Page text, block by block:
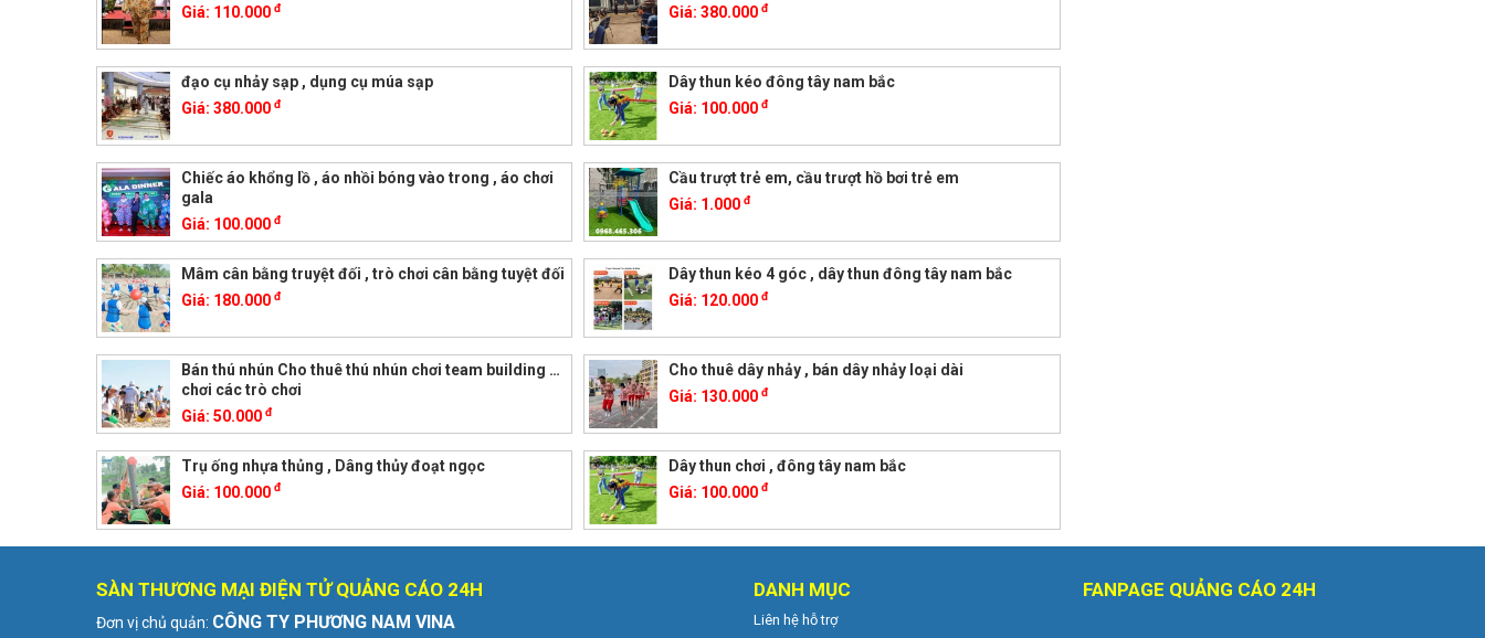
Giá: 110.000 đ
Giá:380.000đ
đạo cụ nhảy sạp , dụng cụ múa sạp
Giá: 380.000 đ
Dây thun kéo đông tây nam bắc
Giá: 100.000đ
Chiếc áo khổng lồ , áo nhồi bóng vào trong , áo chơi
gala
Giá: 100.000 đ
Cầu trượt trẻ em, cầu trượt hồ bơi trẻ em
Giá: 1.000đ
Mâm cân bằng truyệt đối , trò chơi cân bằng tuyệt đối
Giá: 180.000 đ
Dây thun kéo 4 góc , dây thun đông tây nam bắc
Giá: 120.000đ
Bán thú nhún Cho thuê thú nhún chơi team building …
chơi các trò chơi
Giá: 50.000 đ
Cho thuê dây nhảy , bán dây nhảy loại dài
Giá: 130.000đ
Trụ ống nhựa thủng , Dâng thủy đoạt ngọc
Giá: 100.000 đ
Dây thun chơi , đông tây nam bắc
Giá: 100.000đ
SÀN THƯƠNG MẠI ĐIỆN TỬ QUẢNG CÁO 24H
Đơn vị chủ quản: CÔNG TY PHƯƠNG NAM VINA
DANH MỤC
Liên hệ hỗ trợ
FANPAGE QUẢNG CÁO 24H